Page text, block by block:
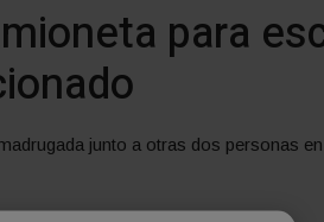
para
junto a otras dos personas